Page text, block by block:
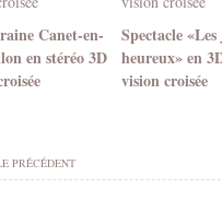
Canet-en-
en stéréo 3D
Spectacle
heureux» en
vision croisée
PRÉCÉDENT